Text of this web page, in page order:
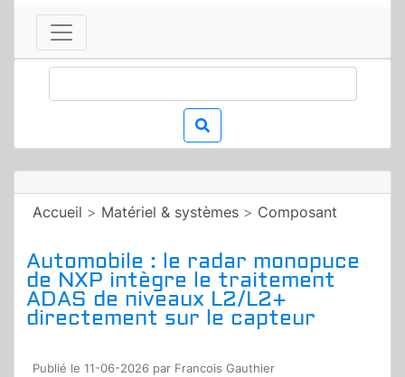
Accueil > Matériel & systèmes > Composant
Automobile : le radar monopuce
de NXP intègre le traitement
ADAS de niveaux L2/L2+
directement sur le capteur
Publié le 11-06-2026 par Francois Gauthier